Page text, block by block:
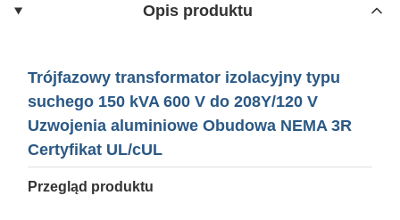
Opis produktu
Trójfazowy transformator izolacyjny typu
suchego 150 kVA 600 V do 208Y/120 V
Uzwojenia aluminiowe Obudowa NEMA 3R
Certyfikat UL/cUL
Przegląd produktu